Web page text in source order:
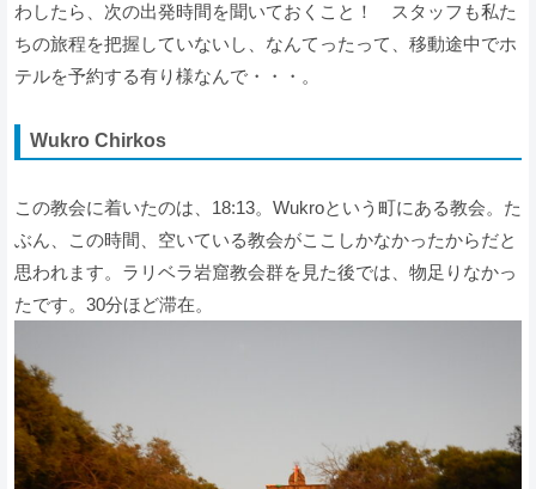
わしたら、次の出発時間を聞いておくこと！ スタッフも私た
ちの旅程を把握していないし、なんてったって、移動途中でホ
テルを予約する有り様なんで・・・。
Wukro Chirkos
この教会に着いたのは、18:13。Wukroという町にある教会。た
ぶん、この時間、空いている教会がここしかなかったからだと
思われます。ラリベラ岩窟教会群を見た後では、物足りなかっ
たです。30分ほど滞在。